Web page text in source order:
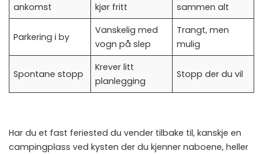
ankomst
kjør fritt
sammen alt
Parkering i by
Vanskelig med
vogn på slep
Trangt, men
mulig
Spontane stopp
Krever litt
planlegging
Stopp der du vil
Har du et fast feriested du vender tilbake til, kanskje en
campingplass ved kysten der du kjenner naboene, heller